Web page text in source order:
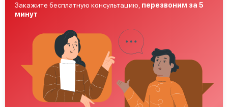
Bosch HSF44K30N9
Закажите бесплатную консультацию, перезвоним за 5
минут